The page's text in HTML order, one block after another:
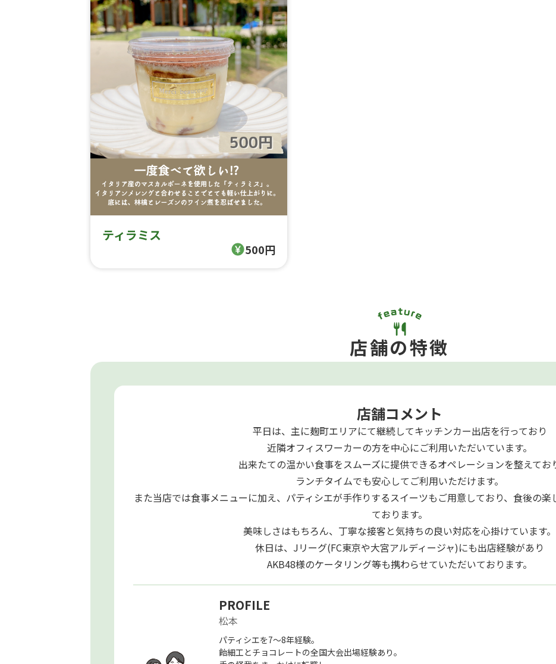
ティラミス
500円
店舗の特徴
店舗コメント
平日は、主に麹町エリアにて継続してキッチンカー出店を行っており
近隣オフィスワーカーの方を中心にご利用いただいています。
出来たての温かい食事をスムーズに提供できるオペレーションを整えてお
ランチタイムでも安心してご利用いただけます。
また当店では食事メニューに加え、パティシエが手作りするスイーツもご用意しており、食後の
ております。
美味しさはもちろん、丁寧な接客と気持ちの良い対応を心掛けています。
休日は、Jリーグ(FC東京や大宮アルディージャ)にも出店経験があり
AKB48様のケータリング等も携わらせていただいております。
PROFILE
松本
パティシエを7～8年経験。
飴細工とチョコレートの全国大会出場経験あり。